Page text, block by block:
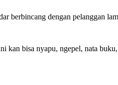
berbincang dengan pelanggan
kan bisa nyapu, ngepel, nata